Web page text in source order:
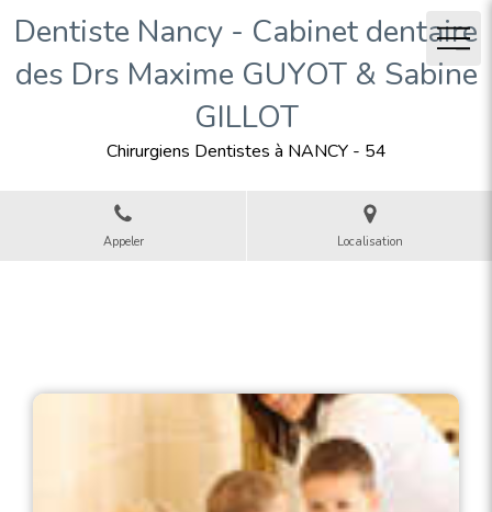
Dentiste Nancy - Cabinet dentaire
des Drs Maxime GUYOT & Sabine
GILLOT
Chirurgiens Dentistes à NANCY - 54
Appeler Localisation